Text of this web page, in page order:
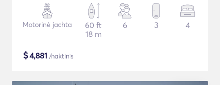
Motorinė jachta
60 ft
18 m
6 3 4
$4,881 /naktinis